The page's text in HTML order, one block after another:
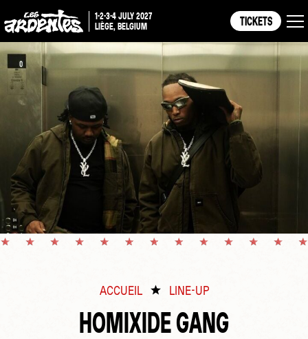
1-2-3-4 JULY 2027
LIÈGE, BELGIUM
TICKETS
ACCUEIL LINE-UP
HOMIXIDE GANG